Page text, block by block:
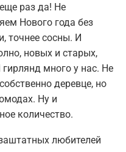
раз да! Не
Нового года без
точнее сосны. И
новых и старых,
гирлянд много у нас. Не
деревце, но
Ну и
количество.
любителей